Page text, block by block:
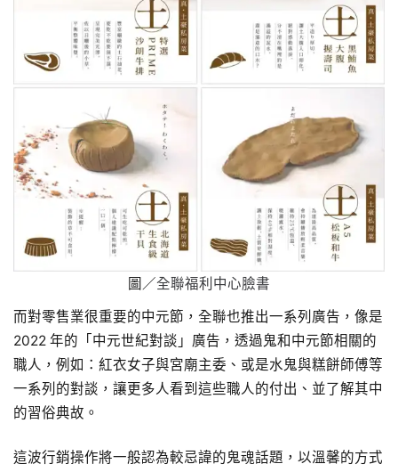
圖／全聯福利中心臉書
而對零售業很重要的中元節，全聯也推出一系列廣告，像是
2022 年的「中元世紀對談」廣告，透過鬼和中元節相關的
職人，例如：紅衣女子與宮廟主委、或是水鬼與糕餅師傅等
一系列的對談，讓更多人看到這些職人的付出、並了解其中
的習俗典故。
這波行銷操作將一般認為較忌諱的鬼魂話題，以溫馨的方式